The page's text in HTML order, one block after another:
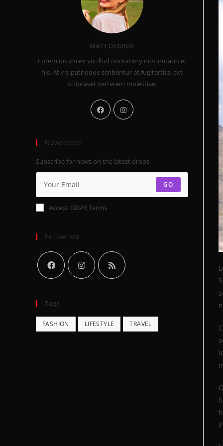
MATT DEGREIF
Lorem ipsum ex vix illud nonummy novumtatio et
his. At vix patrioque scribentur at fugitertissi ext
scriptaset verterem molestiae.
Newsletter
Subscribe for news on the latest drops
GO
Accept GDPR Terms
Follow Me
Tags
FASHION LIFESTYLE TRAVEL